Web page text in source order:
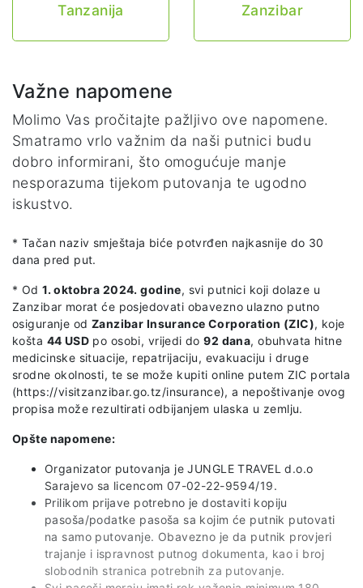
Tanzanija Zanzibar
Važne napomene
Molimo Vas pročitajte pažljivo ove napomene.
Smatramo vrlo važnim da naši putnici budu
dobro informirani, što omogućuje manje
nesporazuma tijekom putovanja te ugodno
iskustvo.
* Tačan naziv smještaja biće potvrđen najkasnije do 30
dana pred put.
* Od1. oktobra 2024. godine, svi putnici koji dolaze u
Zanzibar morat će posjedovati obavezno ulazno putno
osiguranje od Zanzibar Insurance Corporation (ZIC), koje
košta 44 USD po osobi, vrijedi do92 dana, obuhvata hitne
medicinske situacije, repatrijaciju, evakuaciju i druge
srodne okolnosti, te se može kupiti online putem ZIC portala
(https://visitzanzibar.go.tz/insurance), a nepoštivanje ovog
propisa može rezultirati odbijanjem ulaska u zemlju.
Opšte napomene:
Organizator putovanja je JUNGLE TRAVEL d.o.o
Sarajevo sa licencom 07-02-22-9594/19.
Prilikom prijave potrebno je dostaviti kopiju
pasoša/podatke pasoša sa kojim će putnik putovati
na samo putovanje. Obavezno je da putnik provjeri
trajanje i ispravnost putnog dokumenta, kao i broj
slobodnih stranica potrebnih za putovanje.